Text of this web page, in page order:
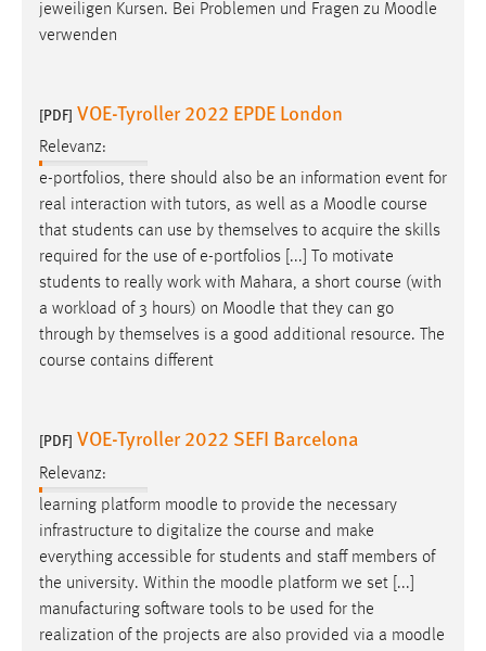
jeweiligen Kursen. Bei Problemen und Fragen zu Moodle
verwenden
[PDF] VOE-Tyroller 2022 EPDE London
Relevanz:
e-portfolios, there should also be an information event for
real interaction with tutors, as well as a Moodle course
that students can use by themselves to acquire the skills
required for the use of e-portfolios [...] To motivate
students to really work with Mahara, a short course (with
a workload of 3 hours) on Moodle that they can go
through by themselves is a good additional resource. The
course contains different
[PDF] VOE-Tyroller 2022 SEFI Barcelona
Relevanz:
learning platform moodle to provide the necessary
infrastructure to digitalize the course and make
everything accessible for students and staff members of
the university. Within the moodle platform we set [...]
manufacturing software tools to be used for the
realization of the projects are also provided via a moodle